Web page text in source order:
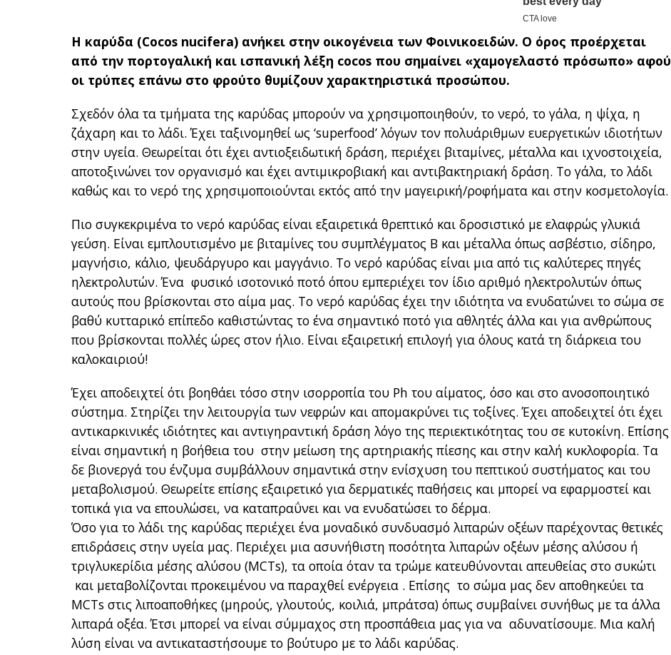
Η καρύδα (Cocos nucifera) ανήκει στην οικογένεια των Φοινικοειδών. Ο όρος προέρχεται
από την πορτογαλική και ισπανική λέξη cocos που σημαίνει «χαμογελαστό πρόσωπο» αφού
οι τρύπες επάνω στο φρούτο θυμίζουν χαρακτηριστικά προσώπου.
Σχεδόν όλα τα τμήματα της καρύδας μπορούν να χρησιμοποιηθούν, το νερό, το γάλα, η ψίχα, η
ζάχαρη και το λάδι. Έχει ταξινομηθεί ως ‘superfood’ λόγων τον πολυάριθμων ευεργετικών ιδιοτήτων
στην υγεία. Θεωρείται ότι έχει αντιοξειδωτική δράση, περιέχει βιταμίνες, μέταλλα και ιχνοστοιχεία,
αποτοξινώνει τον οργανισμό και έχει αντιμικροβιακή και αντιβακτηριακή δράση. Το γάλα, το λάδι
καθώς και το νερό της χρησιμοποιούνται εκτός από την μαγειρική/ροφήματα και στην κοσμετολογία.
Πιο συγκεκριμένα το νερό καρύδας είναι εξαιρετικά θρεπτικό και δροσιστικό με ελαφρώς γλυκιά
γεύση. Είναι εμπλουτισμένο με βιταμίνες του συμπλέγματος Β και μέταλλα όπως ασβέστιο, σίδηρο,
μαγνήσιο, κάλιο, ψευδάργυρο και μαγγάνιο. Το νερό καρύδας είναι μια από τις καλύτερες πηγές
ηλεκτρολυτών. Ένα φυσικό ισοτονικό ποτό όπου εμπεριέχει τον ίδιο αριθμό ηλεκτρολυτών όπως
αυτούς που βρίσκονται στο αίμα μας. Το νερό καρύδας έχει την ιδιότητα να ενυδατώνει το σώμα σε
βαθύ κυτταρικό επίπεδο καθιστώντας το ένα σημαντικό ποτό για αθλητές άλλα και για ανθρώπους
που βρίσκονται πολλές ώρες στον ήλιο. Είναι εξαιρετική επιλογή για όλους κατά τη διάρκεια του
καλοκαιριού!
Έχει αποδειχτεί ότι βοηθάει τόσο στην ισορροπία του Ph του αίματος, όσο και στο ανοσοποιητικό
σύστημα. Στηρίζει την λειτουργία των νεφρών και απομακρύνει τις τοξίνες. Έχει αποδειχτεί ότι έχει
αντικαρκινικές ιδιότητες και αντιγηραντική δράση λόγο της περιεκτικότητας του σε κυτοκίνη. Επίσης
είναι σημαντική η βοήθεια του στην μείωση της αρτηριακής πίεσης και στην καλή κυκλοφορία. Τα
δε βιονεργά του ένζυμα συμβάλλουν σημαντικά στην ενίσχυση του πεπτικού συστήματος και του
μεταβολισμού. Θεωρείτε επίσης εξαιρετικό για δερματικές παθήσεις και μπορεί να εφαρμοστεί και
τοπικά για να επουλώσει, να καταπραΰνει και να ενυδατώσει το δέρμα.
Όσο για το λάδι της καρύδας περιέχει ένα μοναδικό συνδυασμό λιπαρών οξέων παρέχοντας θετικές
επιδράσεις στην υγεία μας. Περιέχει μια ασυνήθιστη ποσότητα λιπαρών οξέων μέσης αλύσου ή
τριγλυκερίδια μέσης αλύσου (ΜCTs), τα οποία όταν τα τρώμε κατευθύνονται απευθείας στο συκώτι
και μεταβολίζονται προκειμένου να παραχθεί ενέργεια . Επίσης το σώμα μας δεν αποθηκεύει τα
MCTs στις λιποαποθήκες (μηρούς, γλουτούς, κοιλιά, μπράτσα) όπως συμβαίνει συνήθως με τα άλλα
λιπαρά οξέα. Έτσι μπορεί να είναι σύμμαχος στη προσπάθεια μας για να αδυνατίσουμε. Μια καλή
λύση είναι να αντικαταστήσουμε το βούτυρο με το λάδι καρύδας.